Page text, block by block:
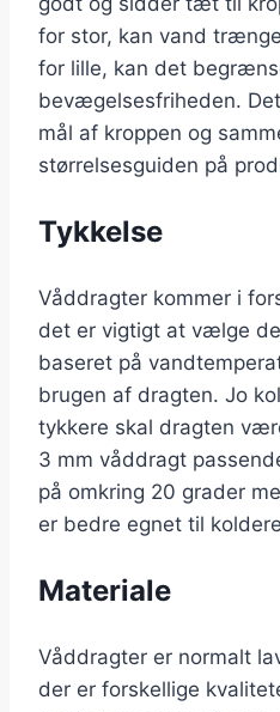
for stor, kan vand
for lille, kan det
bevægelsesfriheden.
mål af kroppen og
størrelsesguiden på
Tykkelse
Våddragter kommer i
det er vigtigt at vælge
baseret på
brugen af dragten. Jo
tykkere skal dragten
3 mm våddragt
på omkring 20 grader
er bedre egnet til
Materiale
Våddragter er normalt
der er forskellige